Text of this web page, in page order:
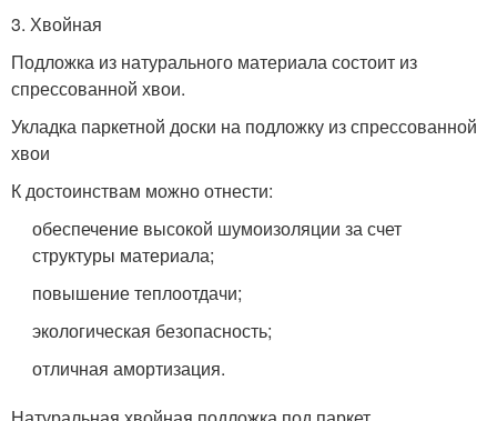
3. Хвойная
Подложка из натурального материала состоит из
спрессованной хвои.
Укладка паркетной доски на подложку из спрессованной
хвои
К достоинствам можно отнести:
обеспечение высокой шумоизоляции за счет
структуры материала;
повышение теплоотдачи;
экологическая безопасность;
отличная амортизация.